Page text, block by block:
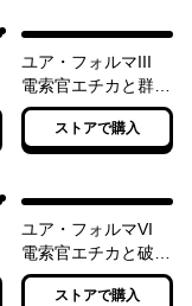
ユア・フォルマIII
電索官エチカと群衆
の見た夢
ストアで購入
ユア・フォルマVI
電索官エチカと破滅
の盟約
ストアで購入